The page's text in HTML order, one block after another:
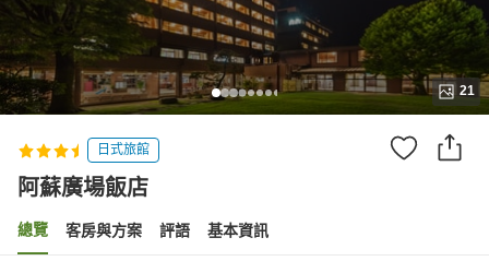
21
日式旅館
阿蘇廣場飯店
總覽 客房與方案 評語 基本資訊